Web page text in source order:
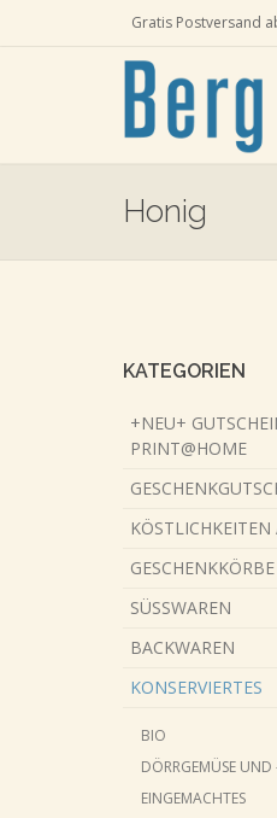
Gratis Postversand
Honig
KATEGORIEN
+NEU+
PRINT@HOME
KÖSTLICHKEITEN
GESCHENKKÖRBE
SÜSSWAREN
BACKWAREN
KONSERVIERTES
BIO
DÖRRGEMÜSE UND
EINGEMACHTES